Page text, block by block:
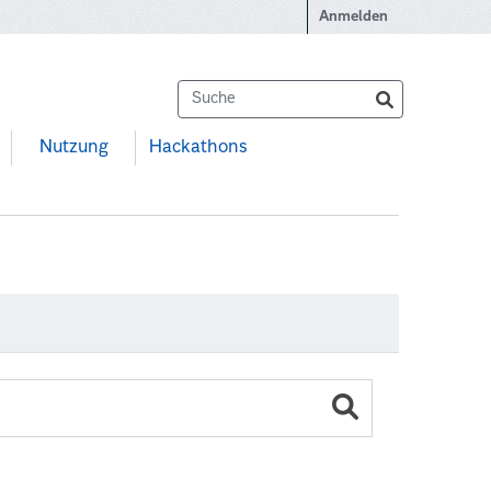
Anmelden
Nutzung Hackathons